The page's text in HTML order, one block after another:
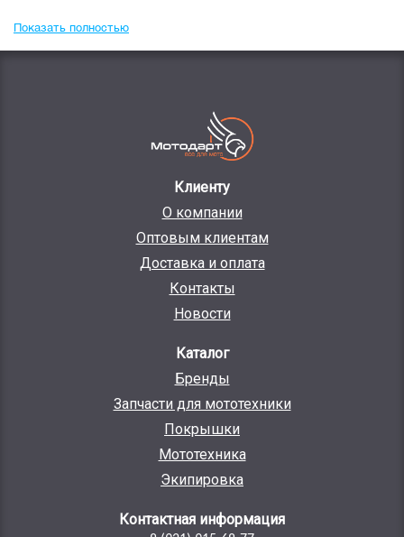
Показать полностью
Клиенту
О компании
Оптовым клиентам
Доставка и оплата
Контакты
Новости
Каталог
Бренды
Запчасти для мототехники
Покрышки
Мототехника
Экипировка
Контактная информация